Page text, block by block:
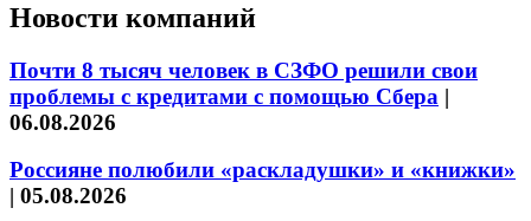
Новости компаний
Почти 8 тысяч человек в СЗФО решили свои
проблемы с кредитами с помощью Сбера |
06.08.2026
Россияне полюбили «раскладушки» и «книжки»
| 05.08.2026